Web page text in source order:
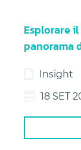
Esplorare
panorama
Insight
18 SET